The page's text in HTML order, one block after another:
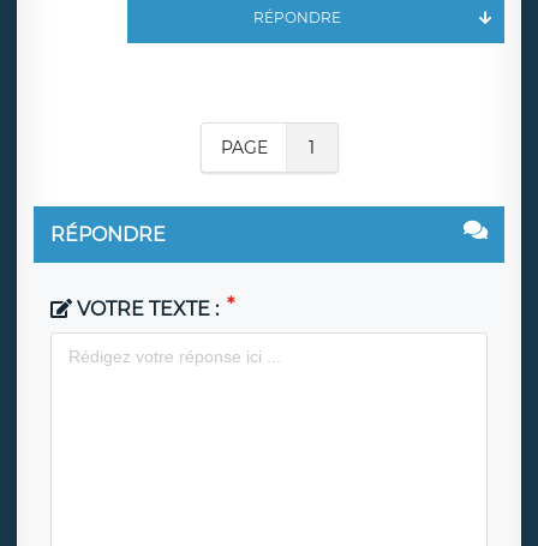
RÉPONDRE
PAGE 1
RÉPONDRE
VOTRE TEXTE :